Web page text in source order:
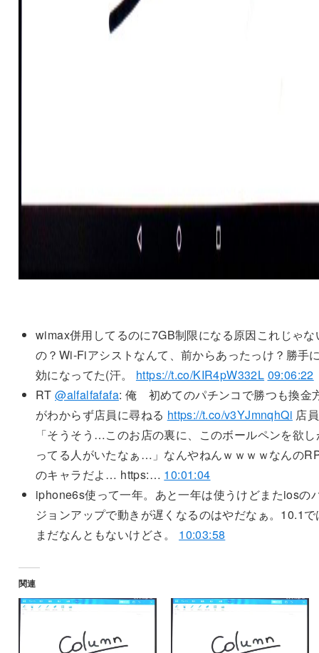
wimax併用してるのに7GB制限になる原因これじゃな
の？Wi-Fiアシストなんて、前からあったっけ？勝手
効になってた(汗。 https://t.co/KIR4pW332L 09:06:22
RT@alfalfafafa: 俺 初めてのパチンコで勝つも換金
がわからず店員に尋ねる https://t.co/v3YJmnqhQi 店員
「そうそう…このお店の裏に、このボールペンを欲し
ってる人がいたなぁ…」なんやねんｗｗｗｗなんの
のキャラだよ… https:… 10:01:04
iphone6s使って一年。あと一年は使うけどまたiosの
ジョンアップで動きが遅くなるのはやだなぁ。10.1で
まだなんともないけどさ。 10:03:58
関連